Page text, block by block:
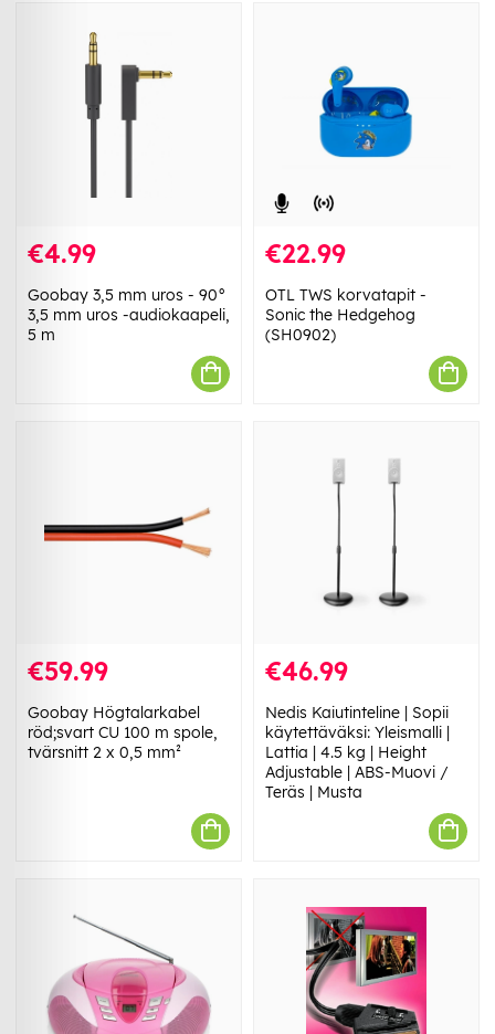
€4.99
Goobay 3,5 mm uros - 90°
3,5 mm uros -audiokaapeli,
5 m
€22.99
OTL TWS korvatapit -
Sonic the Hedgehog
(SH0902)
€59.99
Goobay Högtalarkabel
röd;svart CU 100 m spole,
tvärsnitt 2 x 0,5 mm²
€46.99
Nedis Kaiutinteline | Sopii
käytettäväksi: Yleismalli |
Lattia | 4.5 kg | Height
Adjustable | ABS-Muovi /
Teräs | Musta